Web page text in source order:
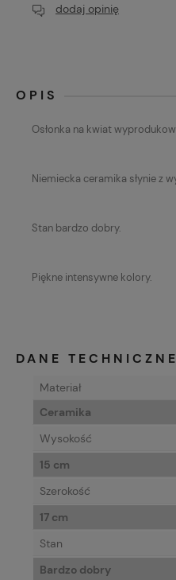
dodaj opinię
OPIS
Osłonka na kwiat
Niemiecka ceramika słynie z
Stan bardzo dobry.
Piękne intensywne kolory.
DANE TECHNICZNE
Materiał
Ceramika
Wysokość
15 cm
Szerokość
17 cm
Stan
Bardzo dobry